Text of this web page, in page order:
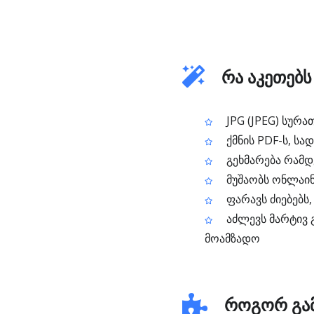
რა
JPG (JPEG)
ქმნის PDF-ს,
გეხმარება
მუშაობს
ფარავს
აძლევს მარტივ
მოამზადო
როგორ